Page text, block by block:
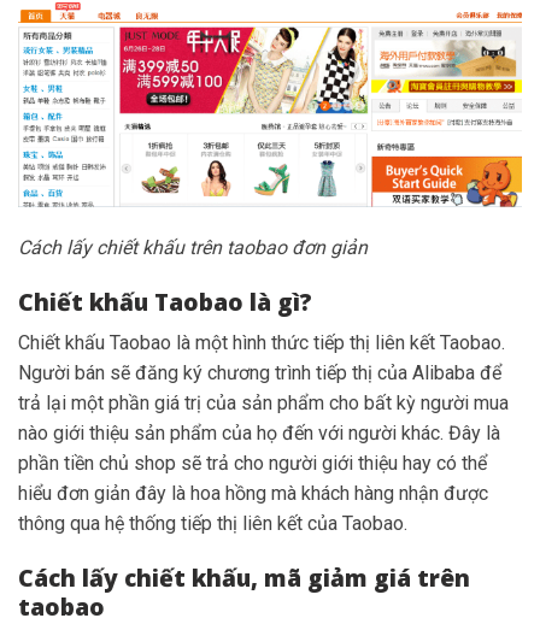
Cách lấy chiết khấu trên taobao đơn giản
Chiết khấu Taobao là gì?
Chiết khấu Taobao là một hình thức tiếp thị liên kết Taobao.
Người bán sẽ đăng ký chương trình tiếp thị của Alibaba để
trả lại một phần giá trị của sản phẩm cho bất kỳ người mua
nào giới thiệu sản phẩm của họ đến với người khác. Đây là
phần tiền chủ shop sẽ trả cho người giới thiệu hay có thể
hiểu đơn giản đây là hoa hồng mà khách hàng nhận được
thông qua hệ thống tiếp thị liên kết của Taobao.
Cách lấy chiết khấu, mã giảm giá trên
taobao